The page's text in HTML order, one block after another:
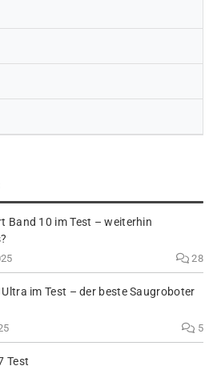
Band 10 im Test – weiterhin
28
Ultra im Test – der beste Saugroboter
5
Test